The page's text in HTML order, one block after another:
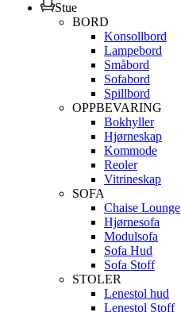
Stue
BORD
Konsollbord
Lampebord
Småbord
Sofabord
Spillbord
OPPBEVARING
Bokhyller
Hjørneskap
Kommode
Reoler
Vitrineskap
SOFA
Chaise Lounge
Hjørnesofa
Modulsofa
Sofa Hud
Sofa Stoff
STOLER
Lenestol hud
Lenestol Stoff